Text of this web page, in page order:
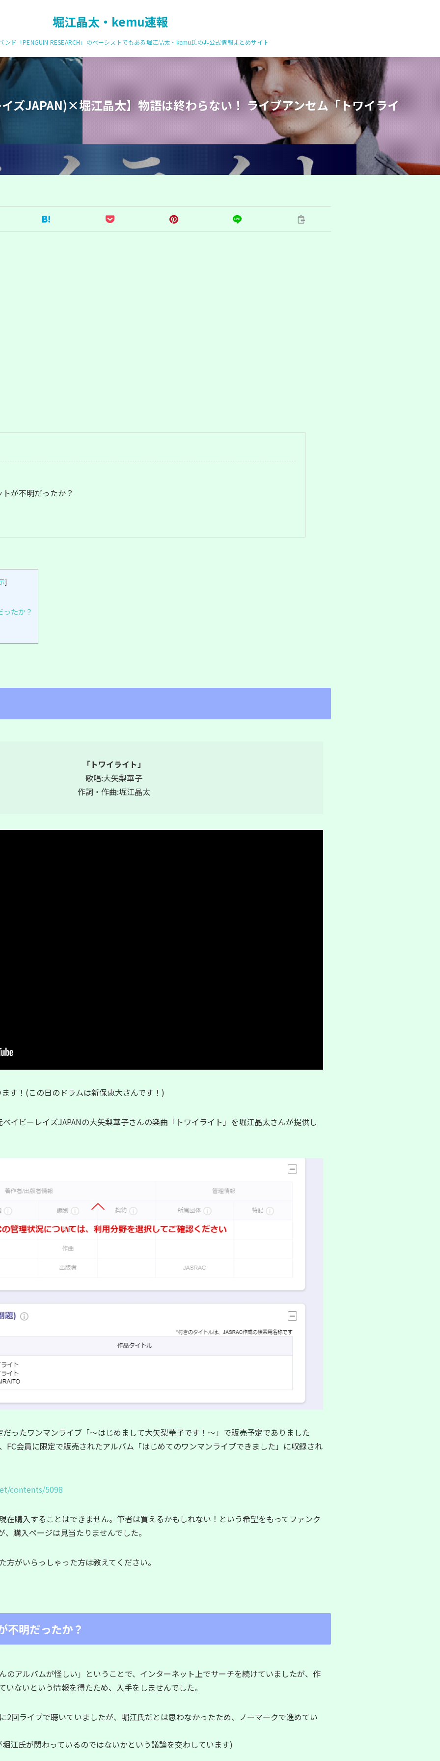
堀江晶太・kemu速報
ンド「PENGUIN RESEARCH」のベーシストでもある堀江晶太・kemu氏の非公式情報まとめサイト
ズJAPAN)×堀江晶太】物語は終わらない！ ライブアンセム「トワイライ
が不明だったか？
]
たか？
「トワイライト」
歌唱:大矢梨華子
作詞・作曲:堀江晶太
す！(この日のドラムは新保恵大さんです！)
ベイビーレイズJAPANの大矢梨華子さんの楽曲「トワイライト」を堀江晶太さんが提供し
ったワンマンライブ「〜はじめまして大矢梨華子です！〜」で販売予定でありました
FC会員に限定で販売されたアルバム「はじめてのワンマンライブできました」 に収録され
contents/5098
在購入することはできません。筆者は買えるかもしれない！という希望をもってファンク
購入ページは見当たりませんでした。
方がいらっしゃった方は教えてください。
不明だったか？
のアルバムが怪しい」ということで、インターネット上でサーチを続けていましたが、 作
いないという情報を得たため、入手をしませんでした。
2回ライブで聴いていましたが、堀江氏だとは思わなかったため、ノーマークで進めてい
江氏が関わっているのではないかという議論を交わしています)